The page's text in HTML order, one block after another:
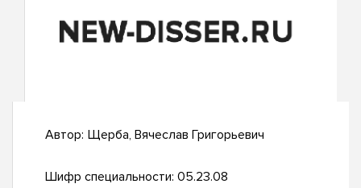
Автор: Щерба, Вячеслав Григорьевич
Шифр специальности: 05.23.08